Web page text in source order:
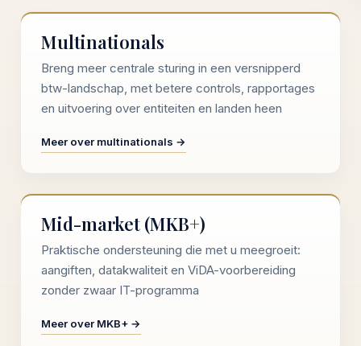
Multinationals
Breng meer centrale sturing in een versnipperd
btw-landschap, met betere controls, rapportages
en uitvoering over entiteiten en landen heen
Meer over multinationals →
Mid-market (MKB+)
Praktische ondersteuning die met u meegroeit:
aangiften, datakwaliteit en ViDA-voorbereiding
zonder zwaar IT-programma
Meer over MKB+ →